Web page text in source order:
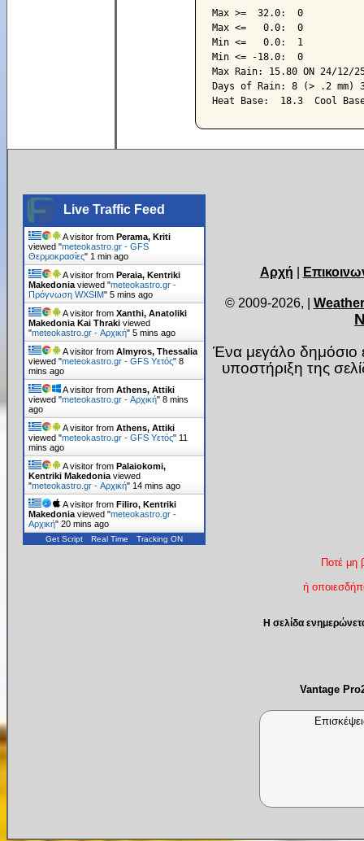
Max >=  32.0:  0
Max <=   0.0:  0
Min <=   0.0:  1
Min <= -18.0:  0
Max Rain: 15.80 ON 24/12/
Days of Rain: 8 (> .2 mm)
Live Traffic Feed
A visitor fromPerama, Kriti
viewed "meteokastro.gr - GFS
Θερμοκρασίες" 1 min ago
A visitor fromPeraia, Kentriki
Makedonia viewed "meteokastro.gr -
Πρόγνωση WXSIM"5 mins ago
A visitor fromXanthi, Anatoliki
Makedonia Kai Thraki viewed
"meteokastro.gr - Αρχική"5 mins ago
A visitor fromAlmyros, Thessalia
viewed "meteokastro.gr - GFS Υετός"8
mins ago
A visitor fromAthens, Attiki
viewed "meteokastro.gr - Αρχική"8 mins
ago
A visitor fromAthens, Attiki
viewed "meteokastro.gr - GFS Υετός" 11
mins ago
A visitor fromPalaiokomi,
Kentriki Makedonia viewed
"meteokastro.gr - Αρχική" 14 mins ago
A visitor fromFiliro, Kentriki
Makedonia viewed "meteokastro.gr -
Αρχική"20 mins ago
Get Script Real Time Tracking ON
Αρχή |
© 2009-2026, |
Ένα μεγάλο δημόσιο
υποστήριξη της
Ποτέ μη
ή
Η σελίδα
Vantage